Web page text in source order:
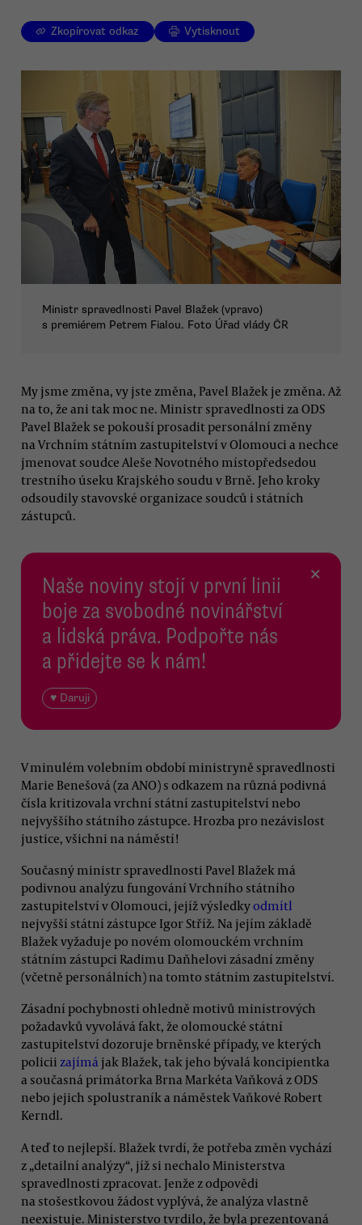
Zkopírovat odkaz Vytisknout
Ministr spravedlnosti Pavel Blažek (vpravo)
s premiérem Petrem Fialou. Foto Úřad vlády ČR
My jsme změna, vy jste změna, Pavel Blažek je změna. Až
na to, že ani tak moc ne. Ministr spravedlnosti za ODS
Pavel Blažek se pokouší prosadit personální změny
na Vrchním státním zastupitelství v Olomouci a nechce
jmenovat soudce Aleše Novotného místopředsedou
trestního úseku Krajského soudu v Brně. Jeho kroky
odsoudily stavovské organizace soudců i státních
zástupců.
Naše noviny stojí v první linii
boje za svobodné novinářství
a lidská práva. Podpořte nás
a přidejte se k nám!
♥ Daruji
×
V minulém volebním období ministryně spravedlnosti
Marie Benešová (za ANO) s odkazem na různá podivná
čísla kritizovala vrchní státní zastupitelství nebo
nejvyššího státního zástupce. Hrozba pro nezávislost
justice, všichni na náměstí!
Současný ministr spravedlnosti Pavel Blažek má
podivnou analýzu fungování Vrchního státního
zastupitelství v Olomouci, jejíž výsledkyodmítl
nejvyšší státní zástupce Igor Stříž. Na jejím základě
Blažek vyžaduje po novém olomouckém vrchním
státním zástupci Radimu Daňhelovi zásadní změny
(včetně personálních) na tomto státním zastupitelství.
Zásadní pochybnosti ohledně motivů ministrových
požadavků vyvolává fakt, že olomoucké státní
zastupitelství dozoruje brněnské případy, ve kterých
policii zajímá jak Blažek, tak jeho bývalá koncipientka
a současná primátorka Brna Markéta Vaňková z ODS
nebo jejich spolustraník a náměstek Vaňkové Robert
Kerndl.
A teď to nejlepší. Blažek tvrdí, že potřeba změn vychází
z „detailní analýzy“, jíž si nechalo Ministerstva
spravedlnosti zpracovat. Jenže z odpovědi
na stošestkovou žádost vyplývá, že analýza vlastně
neexistuje. Ministerstvo tvrdilo, že byla prezentovaná